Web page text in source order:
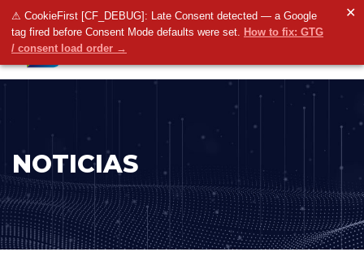
⚠ CookieFirst [CF_DEBUG]: Late Consent detected — a Google
tag fired before Consent Mode defaults were set. How to fix: GTG
/ consent load order →
✕
NOTICIAS